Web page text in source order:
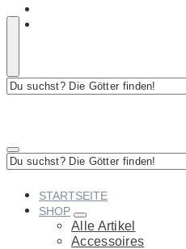
STARTSEITE
SHOP
Alle Artikel
Accessoires